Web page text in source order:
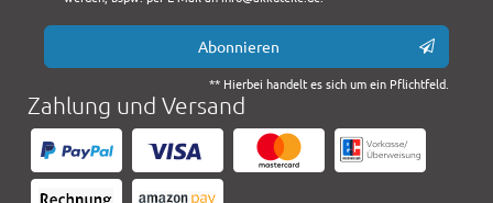
Abonnieren
** Hierbei handelt es sich um ein Pflichtfeld.
Zahlung und Versand